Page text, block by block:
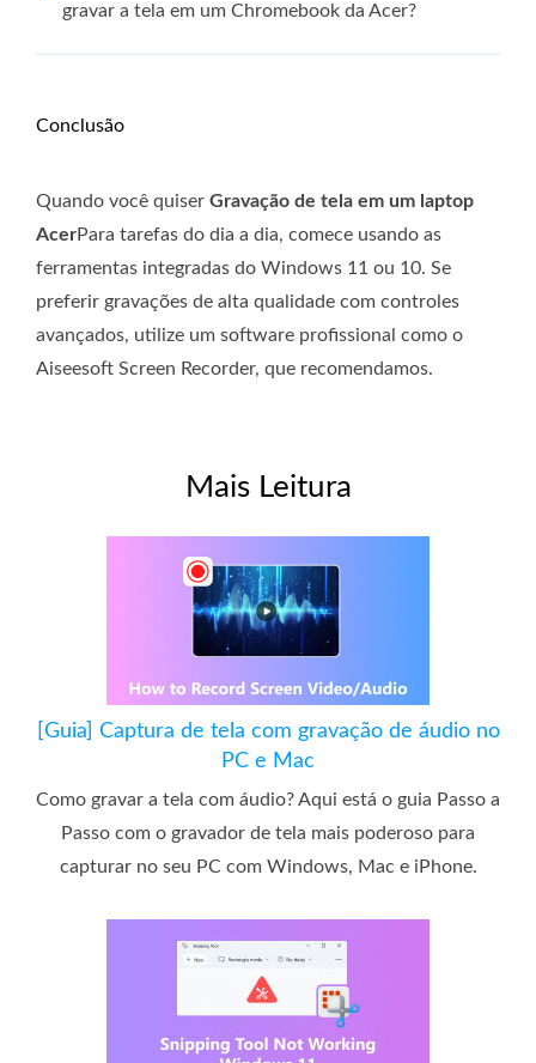
gravar a tela em um Chromebook da Acer?
Conclusão
Quando você quiser Gravação de tela em um laptop
AcerPara tarefas do dia a dia, comece usando as
ferramentas integradas do Windows 11 ou 10. Se
preferir gravações de alta qualidade com controles
avançados, utilize um software profissional como o
Aiseesoft Screen Recorder, que recomendamos.
Mais Leitura
[Guia] Captura de tela com gravação de áudio no
PC e Mac
Como gravar a tela com áudio? Aqui está o guia Passo a
Passo com o gravador de tela mais poderoso para
capturar no seu PC com Windows, Mac e iPhone.